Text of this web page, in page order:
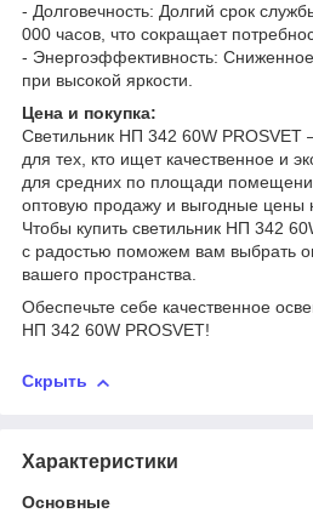
- Долговечность: Долгий срок
000 часов, что сокращает
- Энергоэффективность:
при высокой яркости.
Цена и покупка:
Светильник НП 342 60W
для тех, кто ищет качественное и
для средних по площади
оптовую продажу и выгодные цены
Чтобы купить светильник НП 342
с радостью поможем вам выбрать
вашего пространства.
Обеспечьте себе качественное
НП 342 60W PROSVET!
Скрыть
Характеристики
Основные